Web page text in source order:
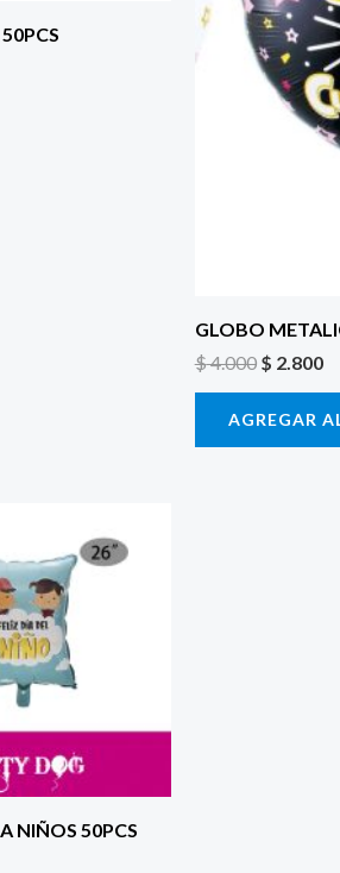
GLOBO
$4.000 $ 2.800
AGREGAR
NIÑOS 50PCS